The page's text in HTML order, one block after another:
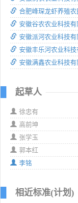
合肥峰琛龙虾养殖
安徽谷农农业科技有
安徽派河农业科技有
安徽丰乐河农业科技
安徽满鑫农业科技有
起草人
徐忠有
高前坤
张学玉
郭本红
李铭
相近标准(计划)